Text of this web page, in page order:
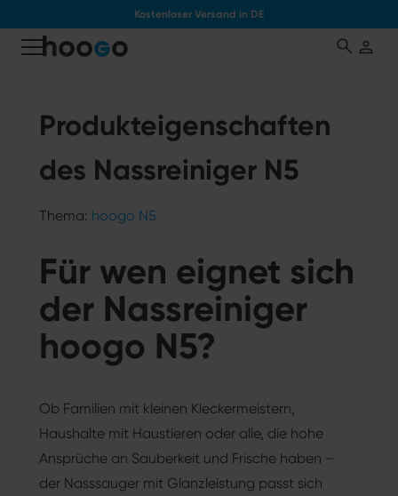
Kostenloser Versand in DE
Produkteigenschaften
des Nassreiniger N5
Thema: hoogo N5
Für wen eignet sich
der Nassreiniger
hoogo N5?
Ob Familien mit kleinen Kleckermeistern,
Haushalte mit Haustieren oder alle, die hohe
Ansprüche an Sauberkeit und Frische haben –
der Nasssauger mit Glanzleistung passt sich